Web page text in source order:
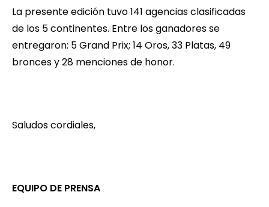
La presente edición tuvo 141 agencias clasificadas
de los 5 continentes. Entre los ganadores se
entregaron: 5 Grand Prix; 14 Oros, 33 Platas, 49
bronces y 28 menciones de honor.
Saludos cordiales,
EQUIPO DE PRENSA